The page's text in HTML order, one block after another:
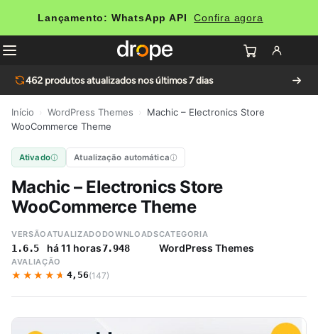
Lançamento: WhatsApp API Confira agora
462 produtos atualizados nos últimos 7 dias
Início WordPress Themes
Machic – Electronics Store
WooCommerce Theme
Ativado Atualização automática
Machic – Electronics Store
WooCommerce Theme
VERSÃO
1.6.5
ATUALIZADO
há 11 horas
DOWNLOADS
7.948
CATEGORIA
WordPress Themes
AVALIAÇÃO
★★★★★
★★★★★ 4,56(147)